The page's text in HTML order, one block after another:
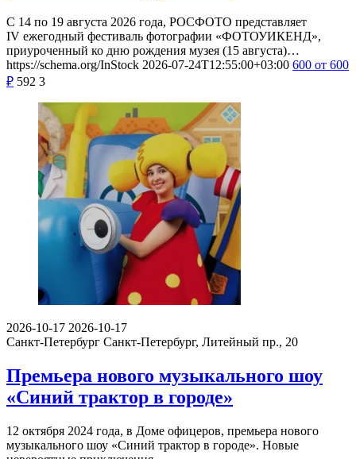
С 14 по 19 августа 2026 года, РОСФОТО представляет
IV ежегодный фестиваль фотографии «ФОТОУИКЕНД»,
приуроченный ко дню рождения музея (15 августа)…
https://schema.org/InStock 2026-07-24T12:55:00+03:00 600 от 600
₽ 592 3
2026-10-17 2026-10-17
Санкт-Петербург Санкт-Петербург, Литейный пр., 20
Премьера нового музыкального шоу
«Синий трактор в городе»
12 октября 2024 года, в Доме офицеров, премьера нового
музыкального шоу «Синий трактор в городе». Новые